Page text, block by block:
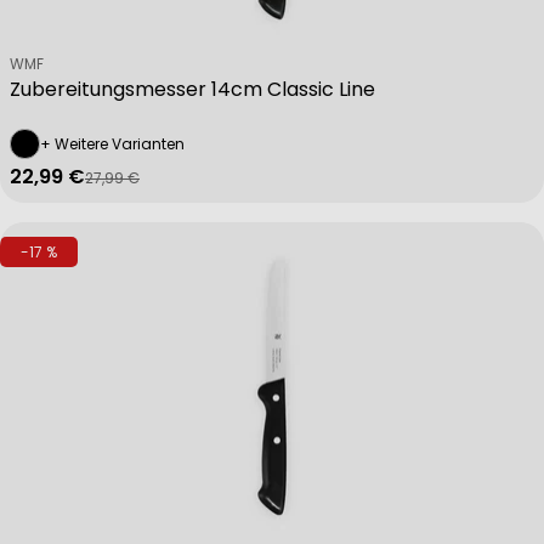
Zubereitungsmesser 14cm Classic Line
Verkäufer:
WMF
+ Weitere Varianten
Verkaufspreis
22,99 €
Regulärer Preis
27,99 €
-17 %